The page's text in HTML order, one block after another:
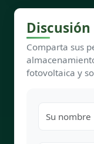
Comparta sus
fotovoltaica y